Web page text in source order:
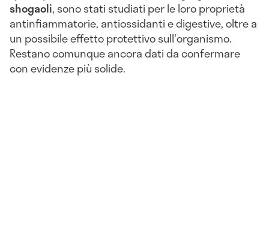
shogaoli, sono stati studiati per le loro proprietà
antinfiammatorie, antiossidanti e digestive, oltre a
un possibile effetto protettivo sull'organismo.
Restano comunque ancora dati da confermare
con evidenze più solide.